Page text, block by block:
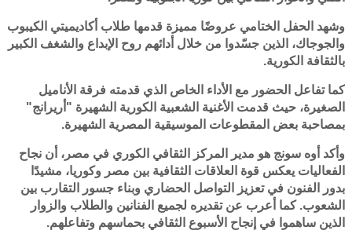
وشهد الحفل الختامي عروضًا مميزة قدمها طلاب أكاديميتي الكيبوب
والجوجاك، الذين جسّدوا من خلال أدائهم روح الإبداع والشغف الكبير
بالثقافة الكورية.
كما تفاعل الحضور مع الأداء الخاص الذي قدمته فرقة الأناميل
الصغيرة، حيث قدمت الأغنية الشعبية الكورية الشهيرة "أريرانج"
بمصاحبة بعض المقطوعات الموسيقية المصرية الشهيرة.
وأكد أوه سونج هو مدير المركز الثقافي الكوري في مصر، أن نجاح
الفعاليات يعكس قوة العلاقات الثقافية بين مصر وكوريا، مشيدًا
بدور الفنون في تعزيز التواصل الحضاري وبناء جسور التقارب بين
الشعوب. كما أعرب عن تقديره لجميع الفنانين والطلاب والزوار
الذين ساهموا في إنجاح الأسبوع الثقافي بحماسهم وتفاعلهم.